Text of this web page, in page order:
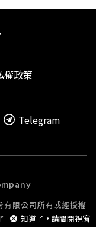
應，不會產生全身
，醫院目前以單孔
雖然已較傳統
、肺部相關疾
殊環境如長期暴露
菸習慣者，建議定
知道了，請關閉視窗
權政策
Telegram
有限公司所有或經授權
播送或公開傳輸。